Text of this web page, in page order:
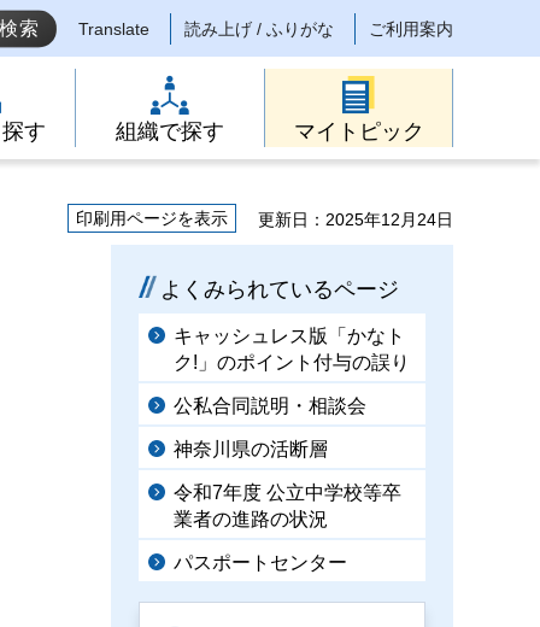
Translate 読み上げ / ふりがな ご利用案内
す 組織で探す マイトピック
印刷用ページを表示 更新日：2025年12月24日
よくみられているページ
キャッシュレス版「かなト
ク!」のポイント付与の誤り
公私合同説明・相談会
神奈川県の活断層
令和7年度 公立中学校等卒
業者の進路の状況
パスポートセンター